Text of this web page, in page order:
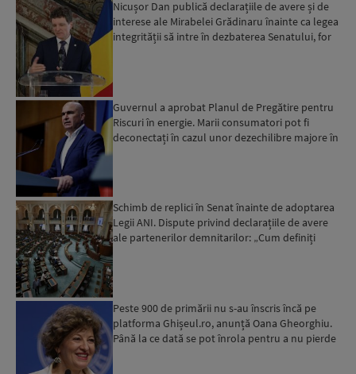
Nicușor Dan publică declarațiile de avere și de
interese ale Mirabelei Grădinaru înainte ca legea
integrității să intre în dezbaterea Senatului, for
Guvernul a aprobat Planul de Pregătire pentru
Riscuri în energie. Marii consumatori pot fi
deconectați în cazul unor dezechilibre majore în
Schimb de replici în Senat înainte de adoptarea
Legii ANI. Dispute privind declarațiile de avere
ale partenerilor demnitarilor: „Cum definiți
Peste 900 de primării nu s-au înscris încă pe
platforma Ghișeul.ro, anunță Oana Gheorghiu.
Până la ce dată se pot înrola pentru a nu pierde